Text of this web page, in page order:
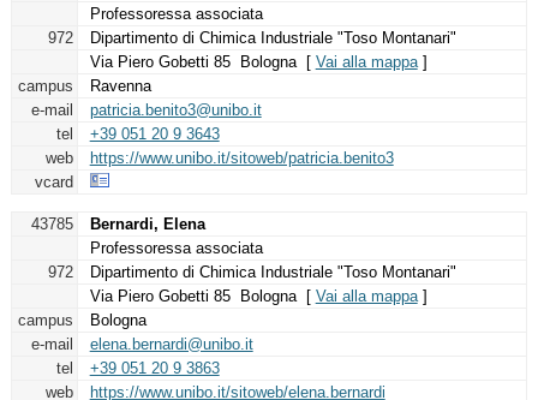
Professoressa associata
972
Dipartimento di Chimica Industriale "Toso Montanari"
Via Piero Gobetti 85 Bologna [ Vai alla mappa]
campus
Ravenna
e-mail
patricia.benito3@unibo.it
tel
+39 051 20 9 3643
web
https://www.unibo.it/sitoweb/patricia.benito3
vcard
43785
Bernardi, Elena
Professoressa associata
972
Dipartimento di Chimica Industriale "Toso Montanari"
Via Piero Gobetti 85 Bologna [ Vai alla mappa]
campus
Bologna
e-mail
elena.bernardi@unibo.it
tel
+39 051 20 9 3863
web
https://www.unibo.it/sitoweb/elena.bernardi